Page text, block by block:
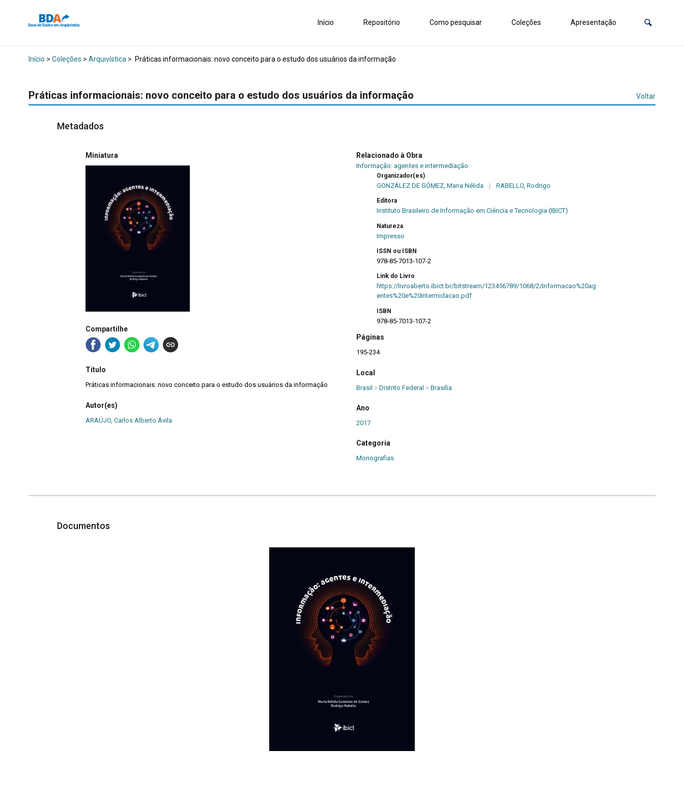
Início Repositório Como pesquisar Coleções Apresentação
Início > Coleções > Arquivística > Práticas informacionais: novo conceito para o estudo dos usuários da informação
Práticas informacionais: novo conceito para o estudo dos usuários da informação Voltar
Metadados
Miniatura
Compartilhe
Título
Práticas informacionais: novo conceito para o estudo dos usuários da informação
Autor(es)
ARAÚJO, Carlos Alberto Ávila
Relacionado à Obra
Informação: agentes e intermediação
Organizador(es)
GONZÁLEZ DE GÓMEZ, Maria Nélida | RABELLO, Rodrigo
Editora
Instituto Brasileiro de Informação em Ciência e Tecnologia (IBICT)
Natureza
Impresso
ISSN ou ISBN
978-85-7013-107-2
Link do Livro
https://livroaberto.ibict.br/bitstream/123456789/1068/2/Informacao%20ag
entes%20e%20intermidacao.pdf
ISBN
978-85-7013-107-2
Páginas
195-234
Local
Brasil > Distrito Federal > Brasília
Ano
2017
Categoria
Monografias
Documentos